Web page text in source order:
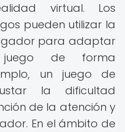
virtual. Los
pueden utilizar la
para adaptar
de forma
un juego de
la dificultad
de la atención y
En el ámbito de